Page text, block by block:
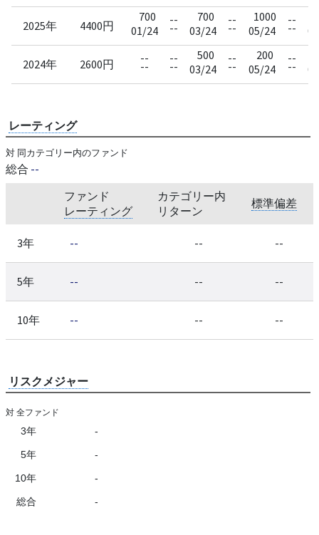
2025年 4400円
700
01/24
--
--
700
03/24
--
--
1000
05/24
--
--
2024年 2600円 --
--
--
--
500
03/24
--
--
200
05/24
--
--
レーティング
対 同カテゴリー内のファンド
総合 --
ファンド
レーティング
カテゴリー内
リターン
標準偏差
3年 -- -- --
5年 -- -- --
10年 -- -- --
リスクメジャー
対 全ファンド
3年 -
5年 -
10年 -
総合 -